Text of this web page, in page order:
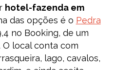
hotel-fazenda em
das opções é o Pedra
no Booking, de um
O local conta com
lago, cavalos,